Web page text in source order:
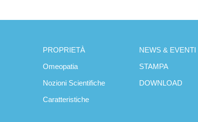
PROPRIETÀ
Omeopatia
Nozioni Scientifiche
Caratteristiche
NEWS & EVENTI
STAMPA
DOWNLOAD